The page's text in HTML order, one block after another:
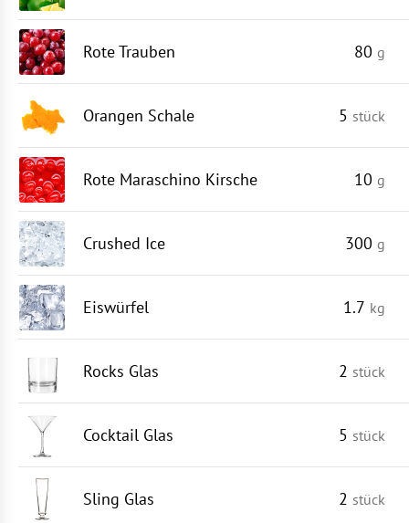
Rote Trauben 80 g
Orangen Schale 5 stück
Rote Maraschino Kirsche 10 g
Crushed Ice 300 g
Eiswürfel 1.7 kg
Rocks Glas 2 stück
Cocktail Glas 5 stück
Sling Glas 2 stück